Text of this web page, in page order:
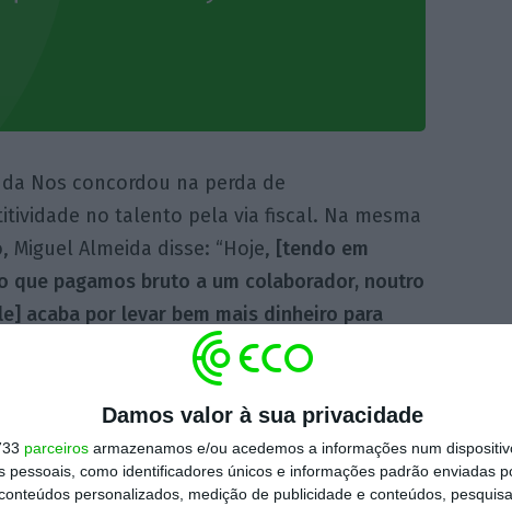
Damos valor à sua privacidade
parceiros armazenamos e/ou acedemos a informações num
pessoais, como identificadores únicos e informações padrão enviadas
personalizados, medição de publicidade e conteúdos,
Nos concordou na perda de
no talento pela via fiscal. Na mesma
Miguel Almeida disse: “Hoje, [tendo em
que pagamos bruto a um colaborador, noutro
acaba por levar bem mais dinheiro para
tem um trabalho a fazer na
e apesar de ser necessário “um esforço
que não pode ser deixada para